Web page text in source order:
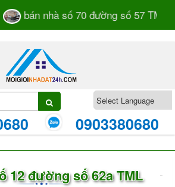
bán nhà số 70 đường số 57 TML
0903380680
12 đường số 62a TML